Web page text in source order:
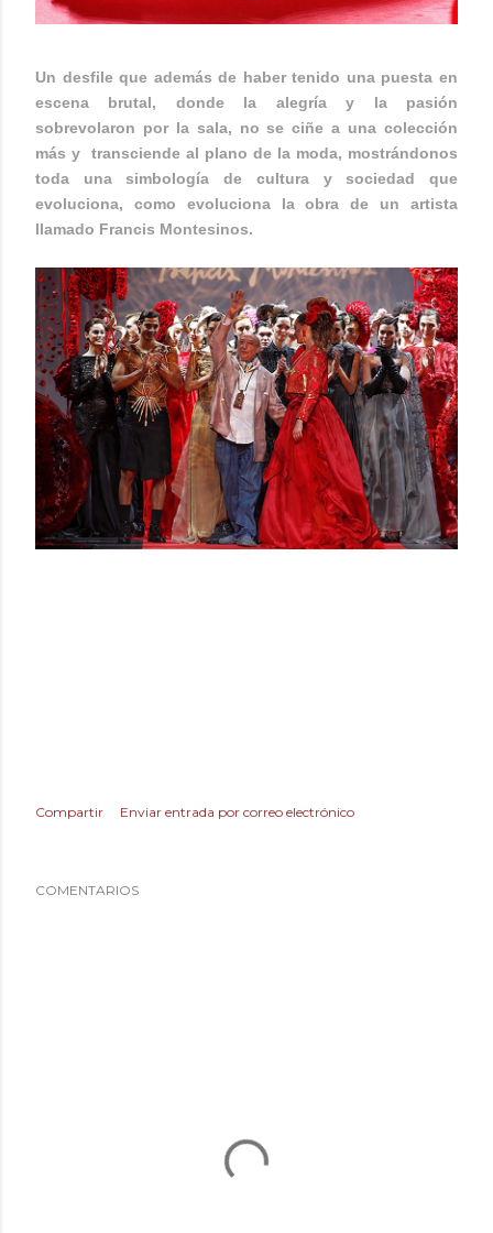
Un desfile que además de haber tenido una puesta en
escena brutal, donde la alegría y la pasión
sobrevolaron por la sala, no se ciñe a una colección
más y transciende al plano de la moda, mostrándonos
toda una simbología de cultura y sociedad que
evoluciona, como evoluciona la obra de un artista
llamado Francis Montesinos.
Compartir Enviar entrada por correo electrónico
COMENTARIOS